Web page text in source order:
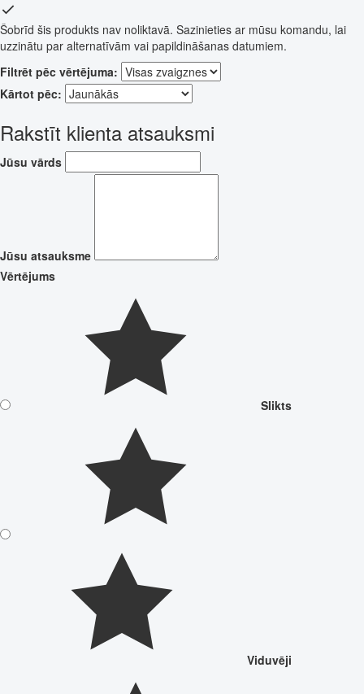
Šobrīd šis produkts nav noliktavā. Sazinieties ar mūsu komandu, lai
uzzinātu par alternatīvām vai papildināšanas datumiem.
Filtrēt pēc vērtējuma:
Kārtot pēc:
Rakstīt klienta atsauksmi
Jūsu vārds
Jūsu atsauksme
Vērtējums
Slikts
Viduvēji